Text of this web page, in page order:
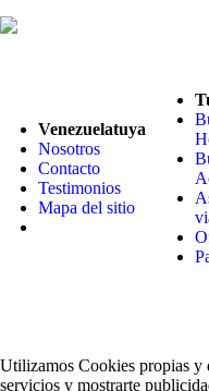
Venezuelatuya
Nosotros
Contacto
Testimonios
Mapa del sitio
Utilizamos Cookies propias y
servicios y mostrarte